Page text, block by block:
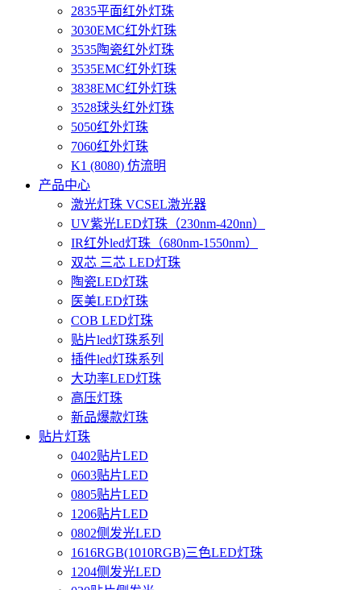
2835平面红外灯珠
3030EMC红外灯珠
3535陶瓷红外灯珠
3535EMC红外灯珠
3838EMC红外灯珠
3528球头红外灯珠
5050红外灯珠
7060红外灯珠
K1 (8080) 仿流明
产品中心
激光灯珠 VCSEL激光器
UV紫光LED灯珠（230nm-420nn）
IR红外led灯珠（680nm-1550nm）
双芯 三芯 LED灯珠
陶瓷LED灯珠
医美LED灯珠
COB LED灯珠
贴片led灯珠系列
插件led灯珠系列
大功率LED灯珠
高压灯珠
新品爆款灯珠
贴片灯珠
0402贴片LED
0603贴片LED
0805贴片LED
1206贴片LED
0802侧发光LED
1616RGB(1010RGB)三色LED灯珠
1204侧发光LED